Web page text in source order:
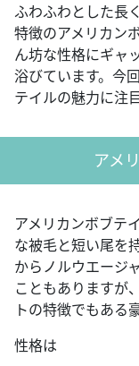
ふわふわとした長
特徴のアメリカン
ん坊な性格にギャ
浴びています。今
テイルの魅力に注
アメ
アメリカンボブテ
な被毛と短い尾を
からノルウエージ
こともありますが
トの特徴でもある
性格は